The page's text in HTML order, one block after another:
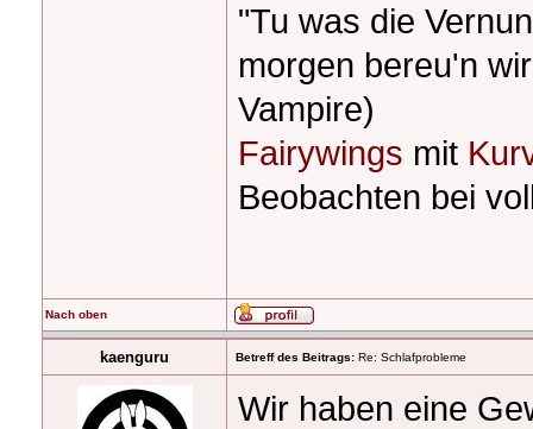
"Tu was die
morgen bereu'n
Vampire)
Fairywings mit
Beobachten bei
Nach oben
kaenguru Betreff des Beitrags: Re: Schlafprobleme
Wir haben eine